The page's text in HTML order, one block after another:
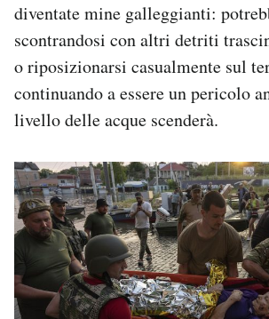
diventate mine galleggianti:
scontrandosi con altri detriti
o riposizionarsi casualmente sul
continuando a essere un pericolo
livello delle acque scenderà.